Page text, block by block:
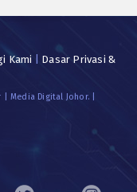
Kami
Dasar Privasi &
Media Digital Johor. |